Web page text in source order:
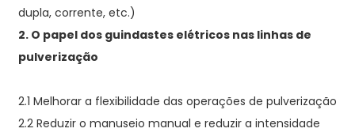
dupla, corrente, etc.)
2. O papel dos guindastes elétricos nas linhas de
pulverização
2.1 Melhorar a flexibilidade das operações de pulverização
2.2 Reduzir o manuseio manual e reduzir a intensidade